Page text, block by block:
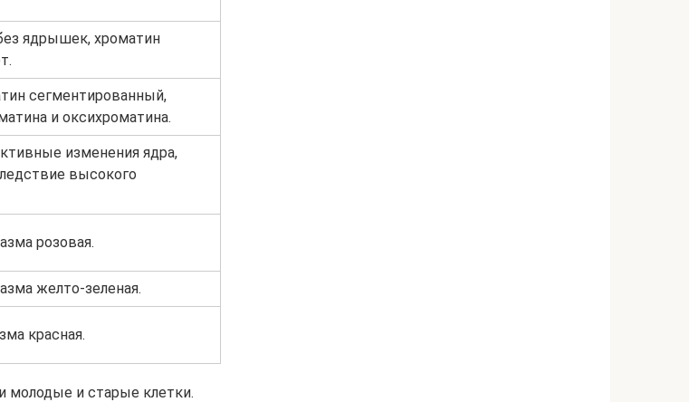
ядрышек, хроматин
сегментированный,
и оксихроматина.
изменения ядра,
высокого
розовая.
желто-зеленая.
красная.
молодые и старые клетки.